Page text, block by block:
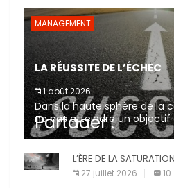
MANAGEMENT
LA RÉUSSITE DE L’ÉCHEC
1 août 2026
Dans la haute sphère de la
ne pas atteindre un objectif
d’incompétence et une
diverses (avertissement, […]
Partager :
Facebook
Pinterest
L’ÈRE DE LA SATURATION
27 juillet 2026 10